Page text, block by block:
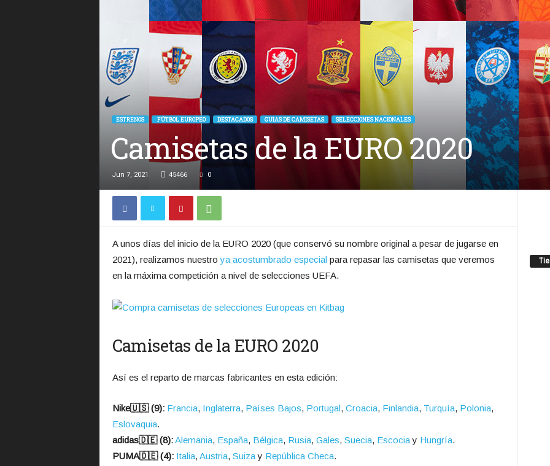
ESTRENOS FÚTBOL EUROPEO DESTACADOS GUIAS DE CAMISETAS SELECCIONES NACIONALES
Camisetas de la EURO 2020
Jun 7, 2021 45466 0
A unos días del inicio de la EURO 2020 (que conservó su nombre original a pesar de jugarse en
2021), realizamos nuestroya acostumbrado especialpara repasar las camisetas que veremos
en la máxima competición a nivel de selecciones UEFA.
Camisetas de la EURO 2020
Así es el reparto de marcas fabricantes en esta edición:
Nike🇺🇸 (9): Francia, Inglaterra, Países Bajos, Portugal, Croacia, Finlandia, Turquía, Polonia,
Eslovaquia.
adidas🇩🇪 (8): Alemania, España, Bélgica, Rusia, Gales, Suecia, Escociay Hungría.
PUMA🇩🇪 (4): Italia, Austria, Suizay República Checa.